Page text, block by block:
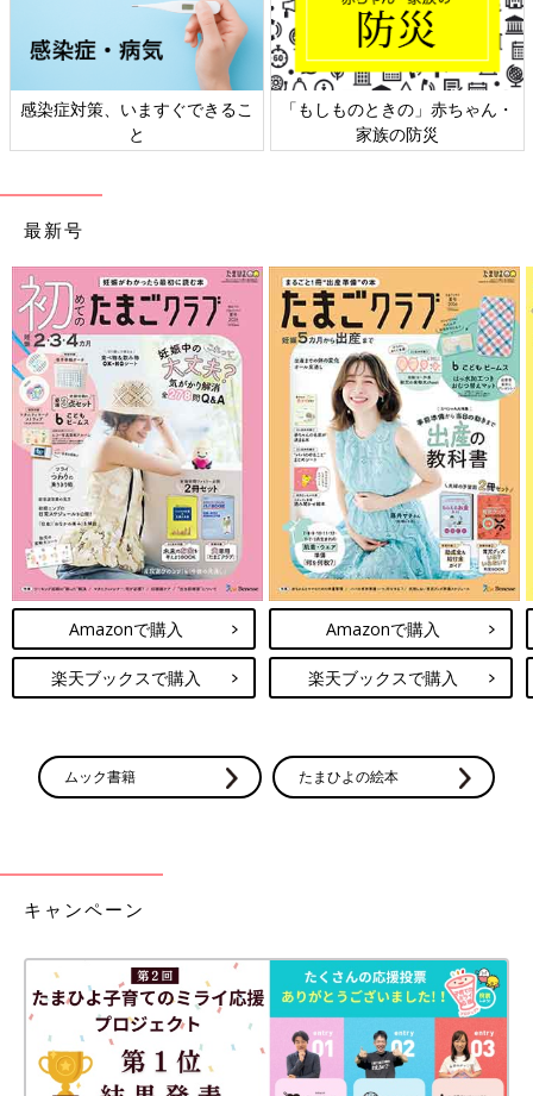
感染症対策、いますぐできるこ
と
「もしものときの」赤ちゃん・
家族の防災
最新号
Amazonで購入
楽天ブックスで購入
Amazonで購入
楽天ブックスで購入
ムック書籍 たまひよの絵本
キャンペーン